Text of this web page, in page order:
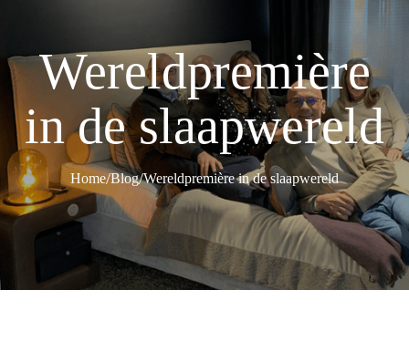
Wereldpremière
in de slaapwereld
Home/Blog/Wereldpremière in de slaapwereld